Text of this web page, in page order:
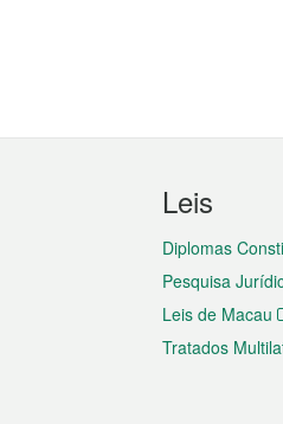
Leis
Diplomas
Pesquisa
Leis de Macau
Tratados